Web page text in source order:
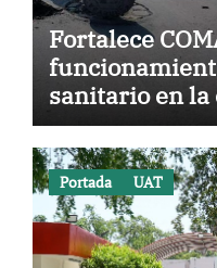
Fortalece
sanitario en la
Hermosa
Portada UAT